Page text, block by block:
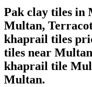
Pak clay tiles in
Multan,
khaprail tiles
tiles near
khaprail tile
Multan.